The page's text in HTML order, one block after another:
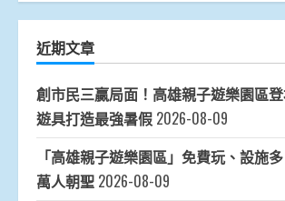
近期文章
創市民三贏局面！高雄親子遊樂園區
遊具打造最強暑假 2026-08-09
「高雄親子遊樂園區」免費玩、設施
萬人朝聖 2026-08-09